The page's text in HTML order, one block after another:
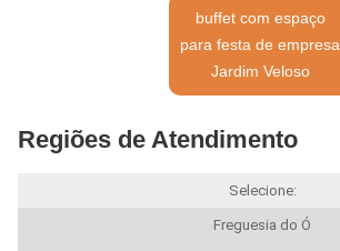
buffet com espaço
para festa de empresa
Jardim Veloso
Regiões de Atendimento
Selecione:
Freguesia do Ó